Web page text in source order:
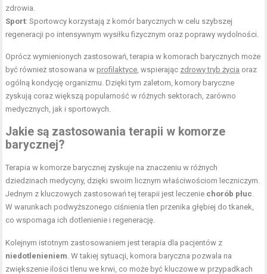
zdrowia.
Sport: Sportowcy korzystają z komór barycznych w celu szybszej
regeneracji po intensywnym wysiłku fizycznym oraz poprawy wydolności.
Oprócz wymienionych zastosowań, terapia w komorach barycznych może
być również stosowana w profilaktyce, wspierając zdrowy tryb życia oraz
ogólną kondycję organizmu. Dzięki tym zaletom, komory baryczne
zyskują coraz większą popularność w różnych sektorach, zarówno
medycznych, jak i sportowych.
Jakie są zastosowania terapii w komorze
barycznej?
Terapia w komorze barycznej zyskuje na znaczeniu w różnych
dziedzinach medycyny, dzięki swoim licznym właściwościom leczniczym.
Jednym z kluczowych zastosowań tej terapii jest leczenie chorób płuc.
W warunkach podwyższonego ciśnienia tlen przenika głębiej do tkanek,
co wspomaga ich dotlenienie i regenerację.
Kolejnym istotnym zastosowaniem jest terapia dla pacjentów z
niedotlenieniem. W takiej sytuacji, komora baryczna pozwala na
zwiększenie ilości tlenu we krwi, co może być kluczowe w przypadkach